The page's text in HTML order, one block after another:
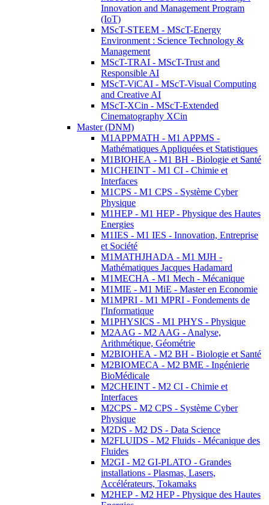
Innovation and Management Program
(IoT)
MScT-STEEM - MScT-Energy
Environment : Science Technology &
Management
MScT-TRAI - MScT-Trust and
Responsible AI
MScT-ViCAI - MScT-Visual Computing
and Creative AI
MScT-XCin - MScT-Extended
Cinematography XCin
Master (DNM)
M1APPMATH - M1 APPMS -
Mathématiques Appliquées et Statistiques
M1BIOHEA - M1 BH - Biologie et Santé
M1CHEINT - M1 CI - Chimie et
Interfaces
M1CPS - M1 CPS - Système Cyber
Physique
M1HEP - M1 HEP - Physique des Hautes
Energies
M1IES - M1 IES - Innovation, Entreprise
et Société
M1MATHJHADA - M1 MJH -
Mathématiques Jacques Hadamard
M1MECHA - M1 Mech - Mécanique
M1MIE - M1 MiE - Master en Economie
M1MPRI - M1 MPRI - Fondements de
l'Informatique
M1PHYSICS - M1 PHYS - Physique
M2AAG - M2 AAG - Analyse,
Arithmétique, Géométrie
M2BIOHEA - M2 BH - Biologie et Santé
M2BIOMECA - M2 BME - Ingénierie
BioMédicale
M2CHEINT - M2 CI - Chimie et
Interfaces
M2CPS - M2 CPS - Système Cyber
Physique
M2DS - M2 DS - Data Science
M2FLUIDS - M2 Fluids - Mécanique des
Fluides
M2GI - M2 GI-PLATO - Grandes
installations - Plasmas, Lasers,
Accélérateurs, Tokamaks
M2HEP - M2 HEP - Physique des Hautes